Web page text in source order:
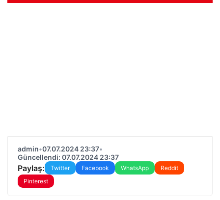
admin•07.07.2024 23:37•
Güncellendi: 07.07.2024 23:37
Paylaş: Twitter Facebook WhatsApp
Reddit
Pinterest